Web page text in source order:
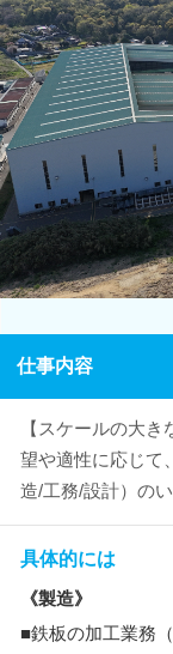
仕事内容
【スケールの大
望や適性に応じて
造/工務/設計）の
具体的には
《製造》
■鉄板の加工業務